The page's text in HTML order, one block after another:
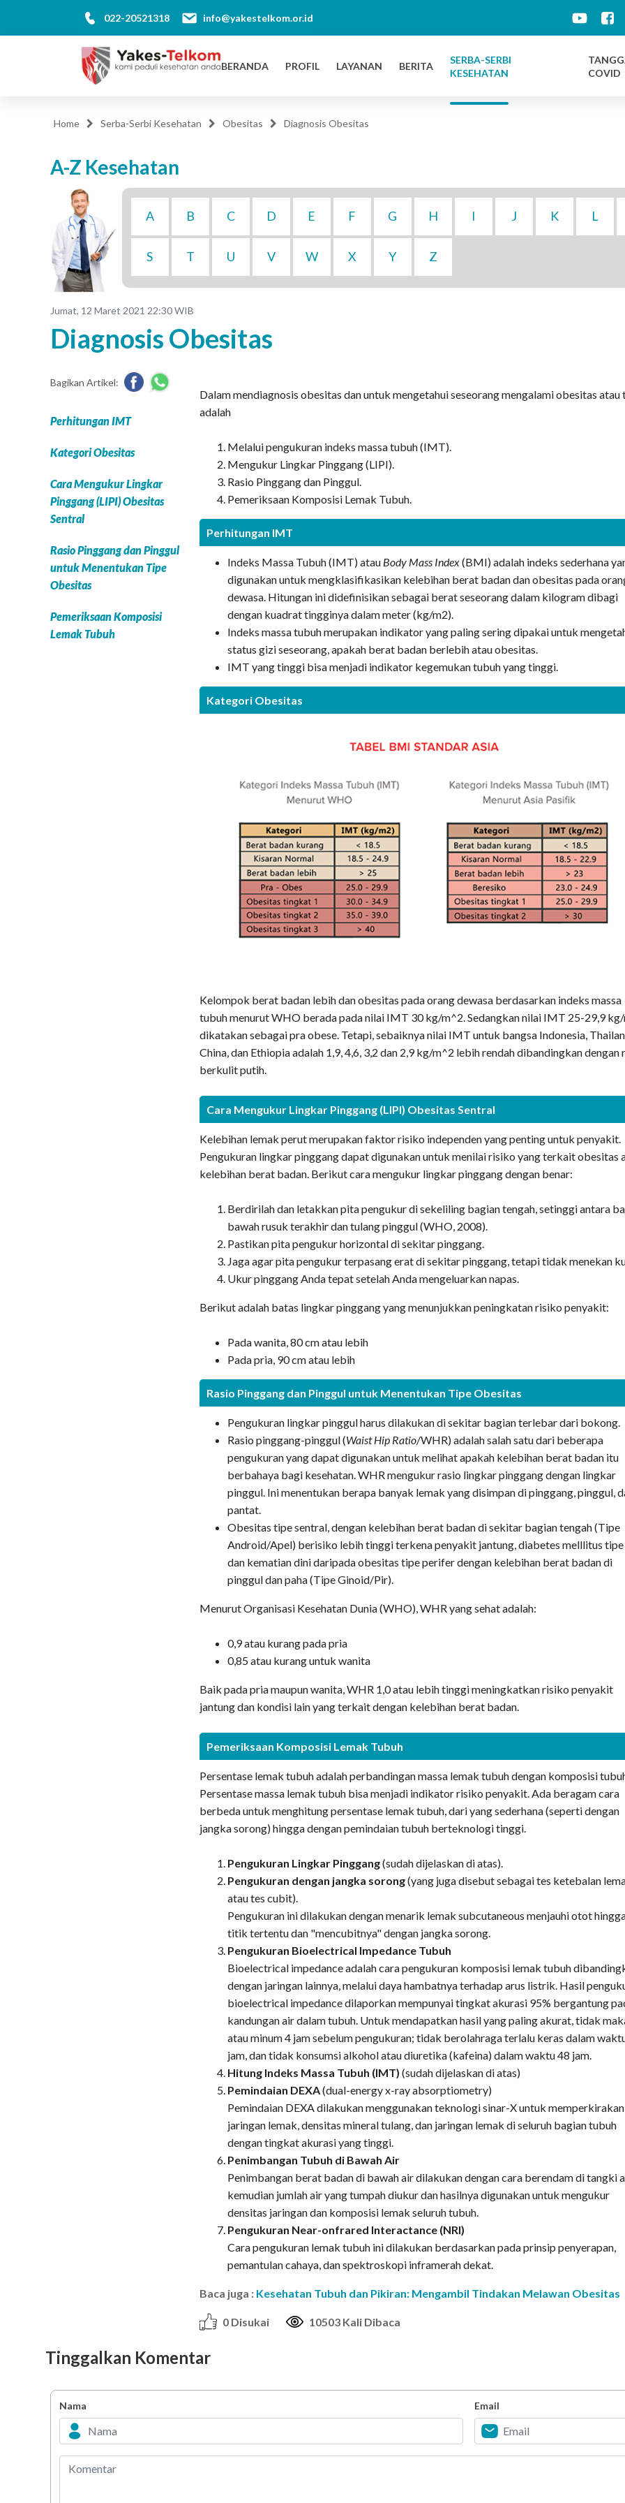
022-20521318 info@yakestelkom.or.id
BERANDA PROFIL LAYANAN BERITA
SERBA-SERBI
KESEHATAN
COVID
Home Serba-Serbi Kesehatan Obesitas Diagnosis Obesitas
A-Z Kesehatan
A B C D E F G H I J K L
S T U V W X Y Z
Jumat, 12 Maret 2021 22:30 WIB
Diagnosis Obesitas
Bagikan Artikel:
Perhitungan IMT
Kategori Obesitas
Cara Mengukur Lingkar
Pinggang (LIPI) Obesitas
Sentral
Rasio Pinggang dan Pinggul
untuk Menentukan Tipe
Obesitas
Pemeriksaan Komposisi
Lemak Tubuh
Dalam mendiagnosis obesitas dan untuk mengetahui seseorang mengalami obesitas atau
adalah
Melalui pengukuran indeks massa tubuh (IMT).
Mengukur Lingkar Pinggang (LIPI).
Rasio Pinggang dan Pinggul.
Pemeriksaan Komposisi Lemak Tubuh.
Perhitungan IMT
Indeks Massa Tubuh (IMT) atau Body Mass Index(BMI) adalah indeks sederhana
digunakan untuk mengklasifikasikan kelebihan berat badan dan obesitas pada
dewasa. Hitungan ini didefinisikan sebagai berat seseorang dalam kilogram dibagi
dengan kuadrat tingginya dalam meter (kg/m2).
Indeks massa tubuh merupakan indikator yang paling sering dipakai untuk
status gizi seseorang, apakah berat badan berlebih atau obesitas.
IMT yang tinggi bisa menjadi indikator kegemukan tubuh yang tinggi.
Kategori Obesitas
Kelompok berat badan lebih dan obesitas pada orang dewasa berdasarkan indeks massa
tubuh menurut WHO berada pada nilai IMT 30 kg/m^2. Sedangkan nilai IMT 25-29,9
dikatakan sebagai pra obese. Tetapi, sebaiknya nilai IMT untuk bangsa Indonesia,
China, dan Ethiopia adalah 1,9, 4,6, 3,2 dan 2,9 kg/m^2 lebih rendah dibandingkan dengan
berkulit putih.
Cara Mengukur Lingkar Pinggang (LIPI) Obesitas Sentral
Kelebihan lemak perut merupakan faktor risiko independen yang penting untuk penyakit.
Pengukuran lingkar pinggang dapat digunakan untuk menilai risiko yang terkait obesitas
kelebihan berat badan. Berikut cara mengukur lingkar pinggang dengan benar:
Berdirilah dan letakkan pita pengukur di sekeliling bagian tengah, setinggi antara
bawah rusuk terakhir dan tulang pinggul (WHO, 2008).
Pastikan pita pengukur horizontal di sekitar pinggang.
Jaga agar pita pengukur terpasang erat di sekitar pinggang, tetapi tidak menekan
Ukur pinggang Anda tepat setelah Anda mengeluarkan napas.
Berikut adalah batas lingkar pinggang yang menunjukkan peningkatan risiko penyakit:
Pada wanita, 80 cm atau lebih
Pada pria, 90 cm atau lebih
Rasio Pinggang dan Pinggul untuk Menentukan Tipe Obesitas
Pengukuran lingkar pinggul harus dilakukan di sekitar bagian terlebar dari bokong.
Rasio pinggang-pinggul (Waist Hip Ratio/WHR) adalah salah satu dari beberapa
pengukuran yang dapat digunakan untuk melihat apakah kelebihan berat badan itu
berbahaya bagi kesehatan. WHR mengukur rasio lingkar pinggang dengan lingkar
pinggul. Ini menentukan berapa banyak lemak yang disimpan di pinggang, pinggul,
pantat.
Obesitas tipe sentral, dengan kelebihan berat badan di sekitar bagian tengah (Tipe
Android/Apel) berisiko lebih tinggi terkena penyakit jantung, diabetes melllitus tipe
dan kematian dini daripada obesitas tipe perifer dengan kelebihan berat badan di
pinggul dan paha (Tipe Ginoid/Pir).
Menurut Organisasi Kesehatan Dunia (WHO), WHR yang sehat adalah:
0,9 atau kurang pada pria
0,85 atau kurang untuk wanita
Baik pada pria maupun wanita, WHR 1,0 atau lebih tinggi meningkatkan risiko penyakit
jantung dan kondisi lain yang terkait dengan kelebihan berat badan.
Pemeriksaan Komposisi Lemak Tubuh
Persentase lemak tubuh adalah perbandingan massa lemak tubuh dengan komposisi
Persentase massa lemak tubuh bisa menjadi indikator risiko penyakit. Ada beragam cara
berbeda untuk menghitung persentase lemak tubuh, dari yang sederhana (seperti dengan
jangka sorong) hingga dengan pemindaian tubuh berteknologi tinggi.
Pengukuran Lingkar Pinggang(sudah dijelaskan di atas).
Pengukuran dengan jangka sorong(yang juga disebut sebagai tes ketebalan
atau tes cubit).
Pengukuran ini dilakukan dengan menarik lemak subcutaneous menjauhi otot
titik tertentu dan "mencubitnya" dengan jangka sorong.
Pengukuran Bioelectrical Impedance Tubuh
Bioelectrical impedance adalah cara pengukuran komposisi lemak tubuh
dengan jaringan lainnya, melalui daya hambatnya terhadap arus listrik. Hasil
bioelectrical impedance dilaporkan mempunyai tingkat akurasi 95% bergantung
kandungan air dalam tubuh. Untuk mendapatkan hasil yang paling akurat, tidak
atau minum 4 jam sebelum pengukuran; tidak berolahraga terlalu keras dalam
jam, dan tidak konsumsi alkohol atau diuretika (kafeina) dalam waktu 48 jam.
Hitung Indeks Massa Tubuh (IMT) (sudah dijelaskan di atas)
Pemindaian DEXA(dual-energy x-ray absorptiometry)
Pemindaian DEXA dilakukan menggunakan teknologi sinar-X untuk memperkirakan
jaringan lemak, densitas mineral tulang, dan jaringan lemak di seluruh bagian tubuh
dengan tingkat akurasi yang tinggi.
Penimbangan Tubuh di Bawah Air
Penimbangan berat badan di bawah air dilakukan dengan cara berendam di tangki
kemudian jumlah air yang tumpah diukur dan hasilnya digunakan untuk mengukur
densitas jaringan dan komposisi lemak seluruh tubuh.
Pengukuran Near-onfrared Interactance (NRI)
Cara pengukuran lemak tubuh ini dilakukan berdasarkan pada prinsip penyerapan,
pemantulan cahaya, dan spektroskopi inframerah dekat.
Baca juga : Kesehatan Tubuh dan Pikiran: Mengambil Tindakan Melawan Obesitas
0 Disukai 10503 Kali Dibaca
Tinggalkan Komentar
Nama Email